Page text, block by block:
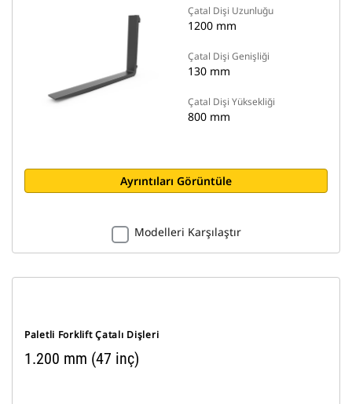
Çatal Dişi Uzunluğu
1200 mm
Çatal Dişi Genişliği
130 mm
Çatal Dişi Yüksekliği
800 mm
Ayrıntıları Görüntüle
Modelleri Karşılaştır
Paletli Forklift Çatalı Dişleri
1.200 mm (47 inç)